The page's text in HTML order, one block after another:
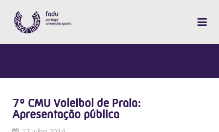
7º CMU Voleibol de Praia:
Apresentação pública